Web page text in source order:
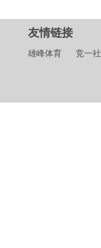
友情链接
雄峰体育 竞一社